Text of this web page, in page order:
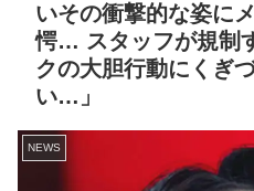
いその衝撃的な姿に
愕… スタッフが規制
クの大胆行動にくぎ
い…」
NEWS